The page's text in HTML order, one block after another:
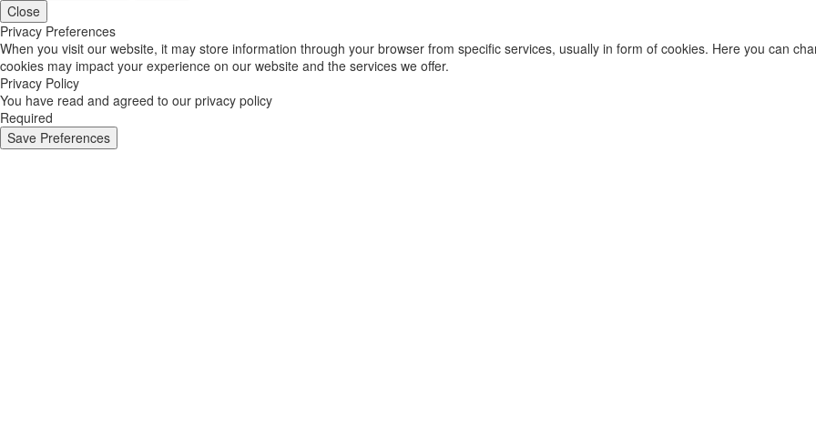
Close
Privacy Preferences
When you visit our website, it may store information through your browser from specific services, usually in form of cookies. Here you can
cookies may impact your experience on our website and the services we offer.
Privacy Policy
You have read and agreed to our privacy policy
Required
Save Preferences